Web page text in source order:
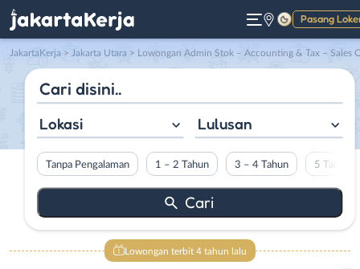
Pasang
Gelap
JakartaKerja > Jakarta Utara > Lowongan Admin Stok – Accounting & Tax – Sales Online di Salomo
Lokasi Lulusan
Tanpa Pengalaman 1 – 2 Tahun 3 – 4 Tahun 5 Tahun
Lowongan terbit 4 tahun lalu